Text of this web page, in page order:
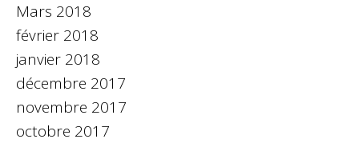
Mars 2018
février 2018
janvier 2018
décembre 2017
novembre 2017
octobre 2017